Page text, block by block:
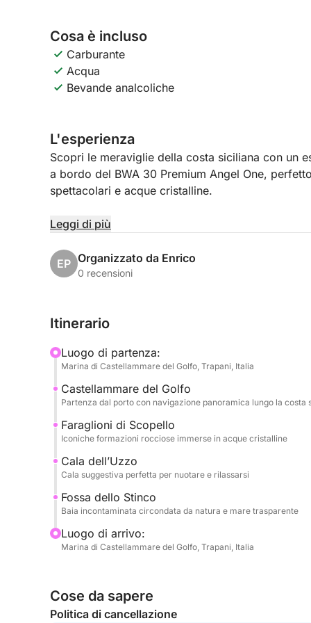
Cosa è incluso
Carburante
Acqua
Bevande analcoliche
L'esperienza
Scopri le meraviglie della costa siciliana con un
a bordo del BWA 30 Premium Angel One,
spettacolari e acque cristalline.
Con partenza da Castellammare del Golfo,
e scenari naturali raggiungibili solo via mare.
di Scopello, esplorare Cala dell’Uzzo e rilassarti
L’esperienza è ideale per coppie, famiglie o
siciliana. Durante la navigazione sarà possibile
percorso e godersi il panorama direttamente dal
A bordo saranno inclusi acqua e soft drinks per
Il BWA 30 Premium Angel One offre ampi spazi
vivere il mare in modo esclusivo e rilassato.
Per eventuali personalizzazioni o richieste
proprietario tramite la chat.
Prenota ora il tuo half day tour a Castellammare
Leggi di più
EP Organizzato da Enrico
0 recensioni
Itinerario
Luogo di partenza:
Marina di Castellammare del Golfo, Trapani, Italia
Castellammare del Golfo
Partenza dal porto con navigazione panoramica lungo la costa
Faraglioni di Scopello
Iconiche formazioni rocciose immerse in acque cristalline
Cala dell’Uzzo
Cala suggestiva perfetta per nuotare e rilassarsi
Fossa dello Stinco
Baia incontaminata circondata da natura e mare trasparente
Luogo di arrivo:
Marina di Castellammare del Golfo, Trapani, Italia
Cose da sapere
Politica di cancellazione